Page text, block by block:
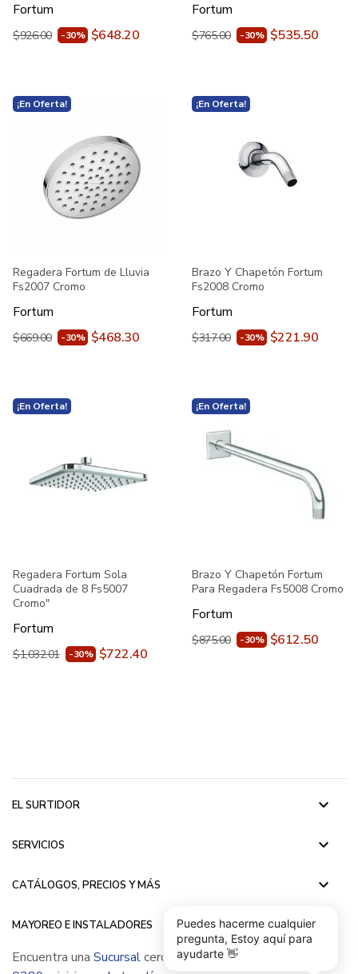
Fortum
$926.00 -30% $648.20
Fortum
$765.00 -30% $535.50
¡En Oferta!
Regadera Fortum de Lluvia
Fs2007 Cromo
Fortum
$669.00 -30% $468.30
¡En Oferta!
Brazo Y Chapetón Fortum
Fs2008 Cromo
Fortum
$317.00 -30% $221.90
¡En Oferta!
Regadera Fortum Sola
Cuadrada de 8 Fs5007
Cromo"
Fortum
$1,032.01 -30% $722.40
¡En Oferta!
Brazo Y Chapetón Fortum
Para Regadera Fs5008 Cromo
Fortum
$875.00 -30% $612.50
EL SURTIDOR keyboard_arrow_down
SERVICIOS keyboard_arrow_down
CATÁLOGOS, PRECIOS Y MÁS keyboard_arrow_down
MAYOREO E INSTALADORES keyboard_arrow_down
Encuentra una Sucursalcerca de ti, llámanos
Puedes hacerme cualquier
pregunta, Estoy aquí para
ayudarte 👋